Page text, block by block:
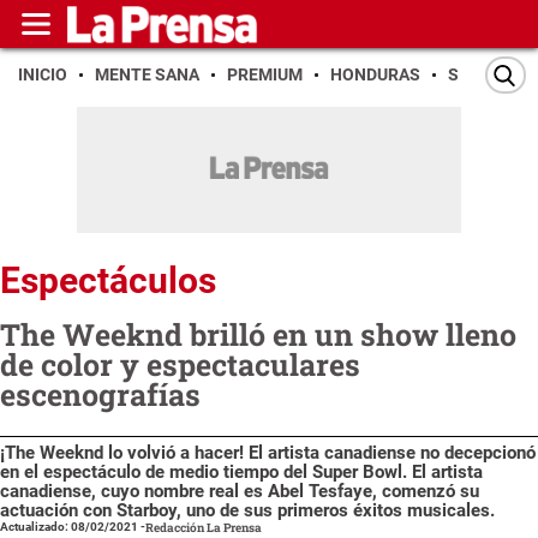
INICIO MENTE SANA PREMIUM HONDURAS SAN PEDRO
Espectáculos
The Weeknd brilló en un show lleno
de color y espectaculares
escenografías
¡The Weeknd lo volvió a hacer! El artista canadiense no decepcionó
en el espectáculo de medio tiempo del Super Bowl. El artista
canadiense, cuyo nombre real es Abel Tesfaye, comenzó su
actuación con Starboy, uno de sus primeros éxitos musicales.
Actualizado: 08/02/2021 -Redacción La Prensa